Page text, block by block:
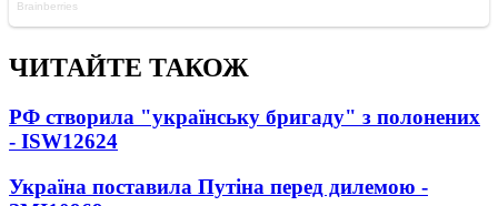
ЧИТАЙТЕ ТАКОЖ
РФ створила "українську бригаду" з полонених
- ISW12624
Україна поставила Путіна перед дилемою -